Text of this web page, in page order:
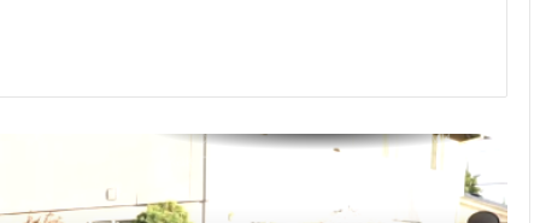
Детский день рождение в Майами,
как провести праздник под